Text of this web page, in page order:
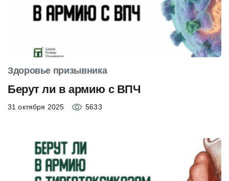
Здоровье призывника
Берут ли в армию с ВПЧ
31 октября 2025 5633